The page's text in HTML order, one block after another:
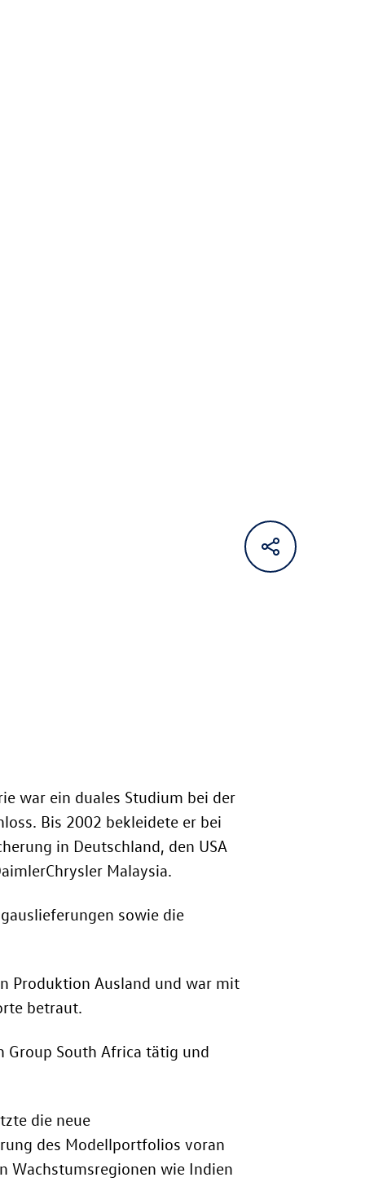
war ein duales Studium bei der
Bis 2002 bekleidete er bei
in Deutschland, den USA
Malaysia.
sowie die
Produktion Ausland und war mit
betraut.
Group South Africa tätig und
die neue
des Modellportfolios voran
Wachstumsregionen wie Indien